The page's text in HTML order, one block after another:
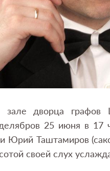
зале дворца графов
25 июня в 17
Юрий Таштамиров
своей слух